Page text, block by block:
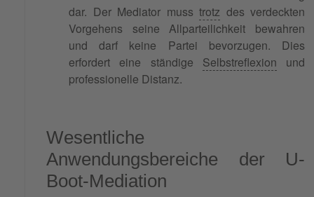
dar. Der Mediator muss trotz des verdeckten
Vorgehens seine Allparteilichkeit bewahren
und darf keine Partei bevorzugen. Dies
erfordert eine ständige Selbstreflexion und
professionelle Distanz.
Wesentliche
Anwendungsbereiche der U-
Boot-Mediation